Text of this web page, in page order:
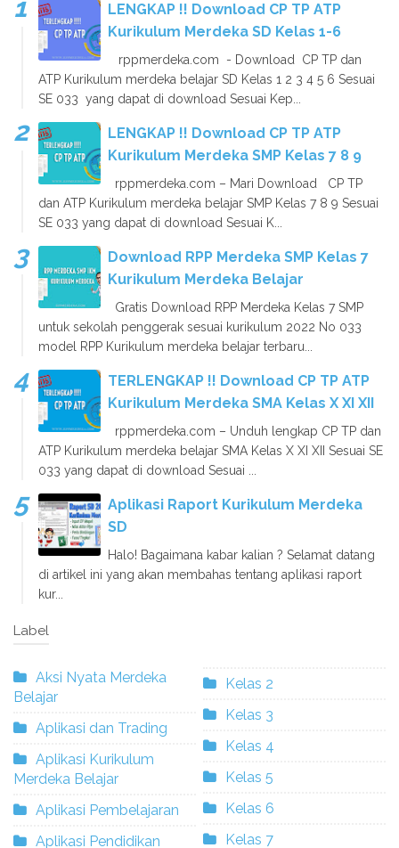
LENGKAP !! Download CP TP ATP
Kurikulum Merdeka SD Kelas 1-6
rppmerdeka.com - Download CP TP dan
ATP Kurikulum merdeka belajar SD Kelas 1 2 3 4 5 6 Sesuai
SE 033 yang dapat di download Sesuai Kep...
LENGKAP !! Download CP TP ATP
Kurikulum Merdeka SMP Kelas 7 8 9
rppmerdeka.com – Mari Download CP TP
dan ATP Kurikulum merdeka belajar SMP Kelas 7 8 9 Sesuai
SE 033 yang dapat di download Sesuai K...
Download RPP Merdeka SMP Kelas 7
Kurikulum Merdeka Belajar
Gratis Download RPP Merdeka Kelas 7 SMP
untuk sekolah penggerak sesuai kurikulum 2022 No 033
model RPP Kurikulum merdeka belajar terbaru...
TERLENGKAP !! Download CP TP ATP
Kurikulum Merdeka SMA Kelas X XI XII
rppmerdeka.com – Unduh lengkap CP TP dan
ATP Kurikulum merdeka belajar SMA Kelas X XI XII Sesuai SE
033 yang dapat di download Sesuai ...
Aplikasi Raport Kurikulum Merdeka
SD
Halo! Bagaimana kabar kalian ? Selamat datang
di artikel ini yang akan membahas tentang aplikasi raport
kur...
Label
Aksi Nyata Merdeka
Belajar
Aplikasi dan Trading
Aplikasi Kurikulum
Merdeka Belajar
Aplikasi Pembelajaran
Aplikasi Pendidikan
Kelas 2
Kelas 3
Kelas 4
Kelas 5
Kelas 6
Kelas 7